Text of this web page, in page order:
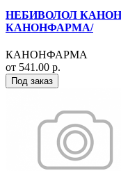
НЕБИВОЛОЛ КАНОН
КАНОНФАРМА/
КАНОНФАРМА
от 541.00 р.
Под заказ